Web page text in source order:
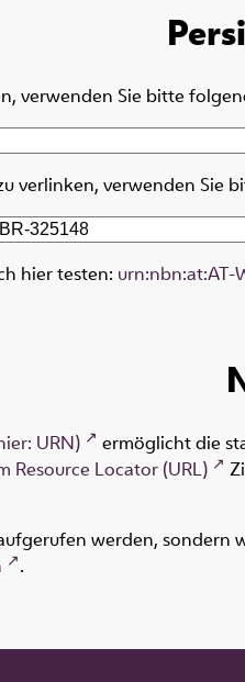
verwenden Sie bitte
verlinken, verwenden Sie
hier testen: urn:nbn:at:AT-
URN)
ermöglicht die
Resource Locator (URL)
werden, sondern
.